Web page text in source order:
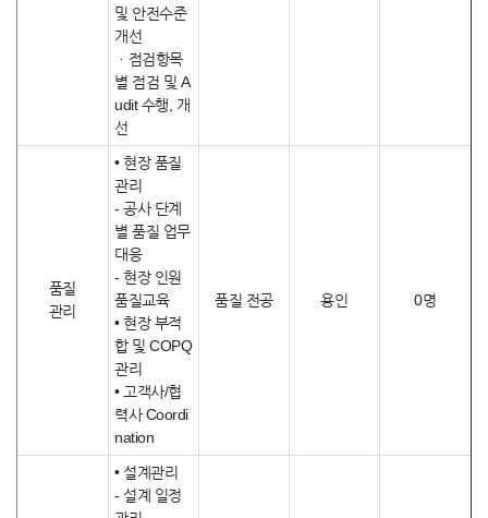
및 안전수준
개선
ㆍ점검항목
별 점검 및 A
udit 수행, 개
선
품질
관리
• 현장 품질
관리
- 공사 단계
별 품질 업무
대응
- 현장 인원
품질교육
• 현장 부적
합 및 COPQ
관리
• 고객사/협
력사 Coordi
nation
품질 전공 용인 0명
• 설계관리
- 설계 일정